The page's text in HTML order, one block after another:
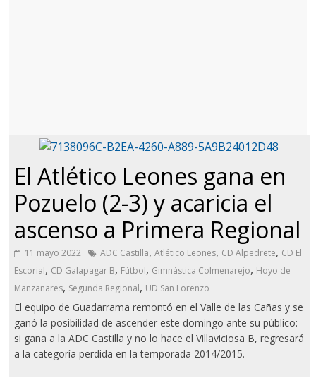
El Atlético Leones gana en
Pozuelo (2-3) y acaricia el
ascenso a Primera Regional
11 mayo 2022 ADC Castilla,Atlético Leones, CD Alpedrete, CD El
Escorial, CD Galapagar B, Fútbol, Gimnástica Colmenarejo, Hoyo de
Manzanares, Segunda Regional, UD San Lorenzo
El equipo de Guadarrama remontó en el Valle de las Cañas y se
ganó la posibilidad de ascender este domingo ante su público:
si gana a la ADC Castilla y no lo hace el Villaviciosa B, regresará
a la categoría perdida en la temporada 2014/2015.